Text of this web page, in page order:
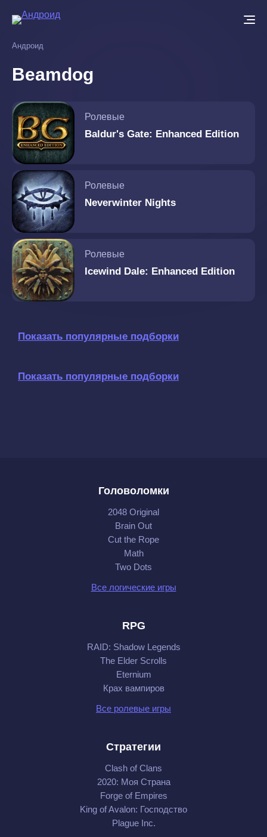
основному
Андроид
Beamdog
Ролевые
Baldur's Gate: Enhanced Edition
Ролевые
Neverwinter Nights
Ролевые
Icewind Dale: Enhanced Edition
Показать популярные подборки
Показать популярные подборки
Головоломки
2048 Original
Brain Out
Cut the Rope
Math
Two Dots
Все логические игры
RPG
RAID: Shadow Legends
The Elder Scrolls
Eternium
Крах вампиров
Все ролевые игры
Стратегии
Clash of Clans
2020: Моя Cтрана
Forge of Empires
King of Avalon: Господство
Plague Inc.